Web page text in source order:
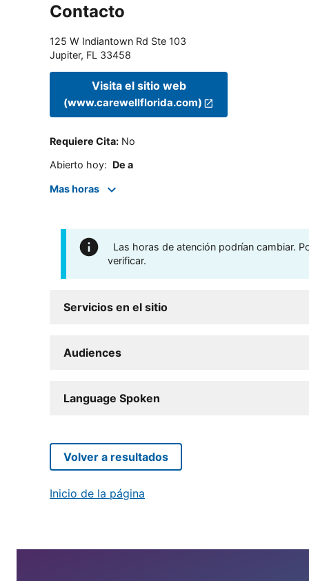
Contacto
125 W Indiantown Rd Ste 103
Jupiter, FL 33458
Visita el sitio web
(www.carewellflorida.com)
Requiere Cita: No
Abierto hoy: De a
Mas horas
Las horas de atención podrían cambiar.
verificar.
Servicios en el sitio
Audiences
Language Spoken
Volver a resultados
Inicio de la página